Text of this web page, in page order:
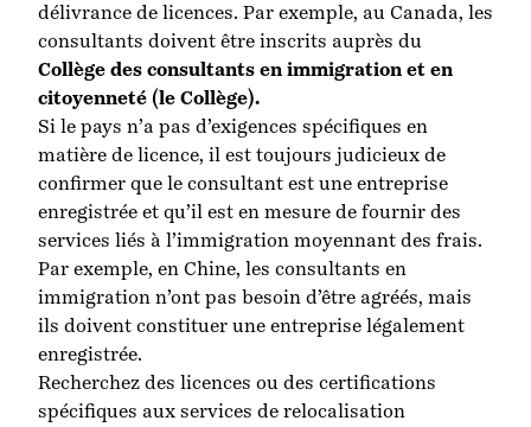
délivrance de licences. Par exemple, au Canada, les
consultants doivent être inscrits auprès du
Collège des consultants en immigration et en
citoyenneté (le Collège).
Si le pays n’a pas d’exigences spécifiques en
matière de licence, il est toujours judicieux de
confirmer que le consultant est une entreprise
enregistrée et qu’il est en mesure de fournir des
services liés à l’immigration moyennant des frais.
Par exemple, en Chine, les consultants en
immigration n’ont pas besoin d’être agréés, mais
ils doivent constituer une entreprise légalement
enregistrée.
Recherchez des licences ou des certifications
spécifiques aux services de relocalisation